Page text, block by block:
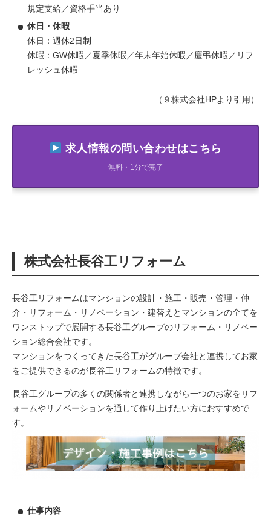
規定支給／資格手当あり
休日・休暇
休日：週休2日制
休暇：GW休暇／夏季休暇／年末年始休暇／慶弔休暇／リフ
レッシュ休暇
（９株式会社HPより引用）
求人情報の問い合わせはこちら
無料・1分で完了
株式会社長谷工リフォーム
長谷工リフォームはマンションの設計・施工・販売・管理・仲
介・リフォーム・リノベーション・建替えとマンションの全てを
ワンストップで展開する長谷工グループのリフォーム・リノベー
ション総合会社です。
マンションをつくってきた長谷工がグループ会社と連携してお家
をご提供できるのが長谷工リフォームの特徴です。
長谷工グループの多くの関係者と連携しながら一つのお家をリフ
ォームやリノベーションを通して作り上げたい方におすすめで
す。
仕事内容